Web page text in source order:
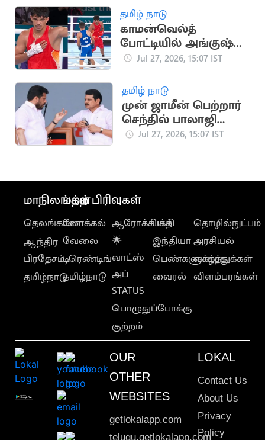
அறிக்கை
தமிழ் நாடு
காமன்வெல்த்
போட்டியில் அங்குஷ்
பங்கால் காலிறுதிக்கு
Jul 27, 2026, 15:07 IST
தமிழ் நாடு
முன் ஜாமீன் பெற்றார்
செந்தில் பாலாஜி
சகோதரர்
Jul 27, 2026, 15:07 IST
மாநிலங்கள்
தெலங்கானா
ஆந்திர
பிரதேசம்
தமிழ்நாடு
மற்ற பிரிவுகள்
லோக்கல்
வேலை
டிரெண்டிங்
தமிழ்நாடு
ஆரோக்கியம்
🌟
வாட்ஸ்
அப்
STATUS
பொழுதுப்போக்கு
குற்றம்
பக்தி
இந்தியா
பெண்களுக்காக
வைரல்
தொழில்நுட்பம்
அரசியல்
வாழ்த்துக்கள்
விளம்பரங்கள்
OUR
OTHER
WEBSITES
getlokalapp.com
telugu.getlokalapp.com
LOKAL
Contact Us
About Us
Privacy
Policy